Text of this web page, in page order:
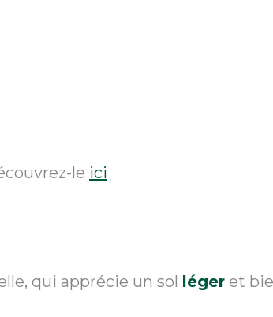
le ici
qui apprécie un sol légeret